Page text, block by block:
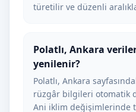
türetilir ve düzenli
Polatlı, Ankara
yenilenir?
Polatlı, Ankara
rüzgâr bilgileri otomatik
Ani iklim değişimlerinde